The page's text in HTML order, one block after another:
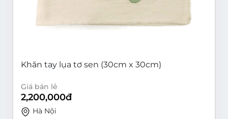
Khăn tay lụa tơ sen (30cm x 30cm)
Giá bán lẻ
2,200,000đ
Hà Nội